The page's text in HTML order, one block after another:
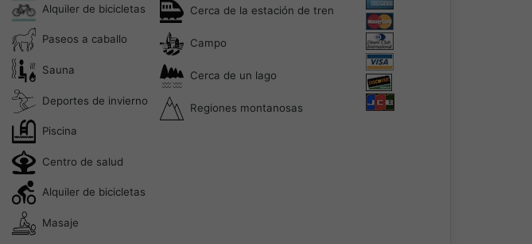
Alquiler de bicicletas
Paseos a caballo
Sauna
Deportes de invierno
Piscina
Centro de salud
Alquiler de bicicletas
Masaje
Cerca de la estación de tren
Campo
Cerca de un lago
Regiones montanosas